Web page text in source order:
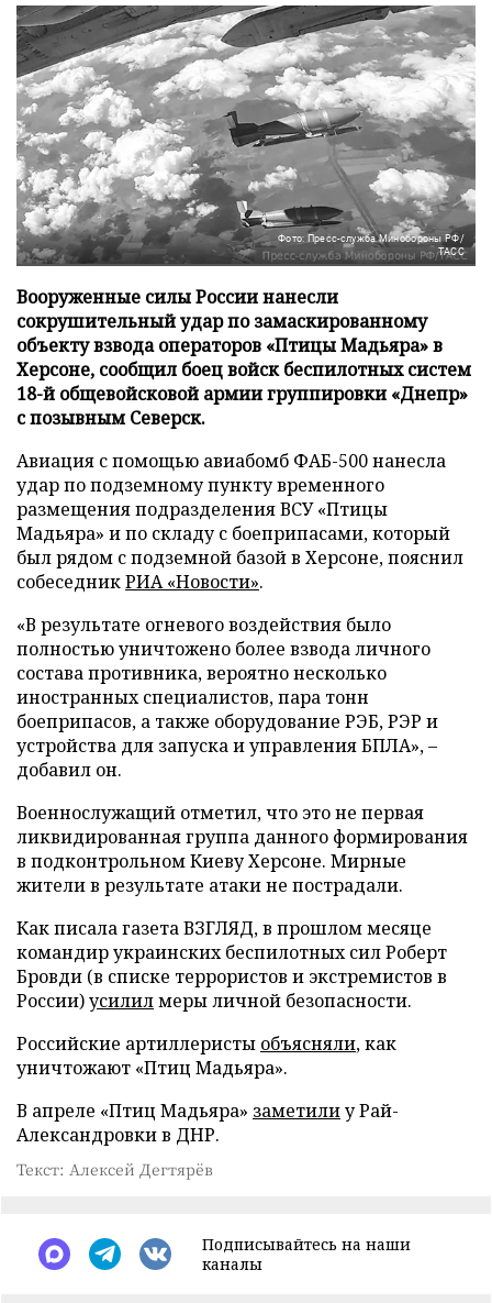
Фото: Пресс-служба Минобороны РФ/
ТАСС
Вооруженные силы России нанесли
сокрушительный удар по замаскированному
объекту взвода операторов «Птицы Мадьяра» в
Херсоне, сообщил боец войск беспилотных систем
18-й общевойсковой армии группировки «Днепр»
с позывным Северск.
Авиация с помощью авиабомб ФАБ-500 нанесла
удар по подземному пункту временного
размещения подразделения ВСУ «Птицы
Мадьяра» и по складу с боеприпасами, который
был рядом с подземной базой в Херсоне, пояснил
собеседникРИА «Новости».
«В результате огневого воздействия было
полностью уничтожено более взвода личного
состава противника, вероятно несколько
иностранных специалистов, пара тонн
боеприпасов, а также оборудование РЭБ, РЭР и
устройства для запуска и управления БПЛА», –
добавил он.
Военнослужащий отметил, что это не первая
ликвидированная группа данного формирования
в подконтрольном Киеву Херсоне. Мирные
жители в результате атаки не пострадали.
Как писала газета ВЗГЛЯД, в прошлом месяце
командир украинских беспилотных сил Роберт
Бровди (в списке террористов и экстремистов в
России)усилилмеры личной безопасности.
Российские артиллеристы объясняли, как
уничтожают «Птиц Мадьяра».
В апреле «Птиц Мадьяра» заметилиу Рай-
Александровки в ДНР.
Текст: Алексей Дегтярёв
Подписывайтесь на наши
каналы